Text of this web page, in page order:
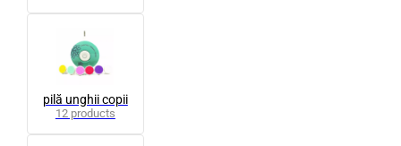
pilă unghii copii
12 products